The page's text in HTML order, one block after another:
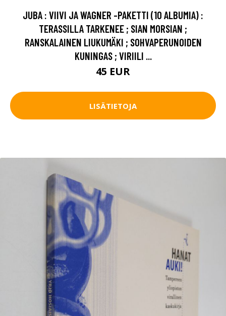
JUBA : VIIVI JA WAGNER -PAKETTI (10 ALBUMIA) :
TERASSILLA TARKENEE ; SIAN MORSIAN ;
RANSKALAINEN LIUKUMÄKI ; SOHVAPERUNOIDEN
KUNINGAS ; VIRIILI ...
45 EUR
LISÄTIETOJA